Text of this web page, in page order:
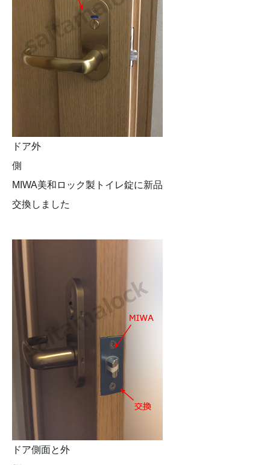
ドア外
側
MIWA美和ロック製トイレ錠に新品
交換しました
ドア側面と外